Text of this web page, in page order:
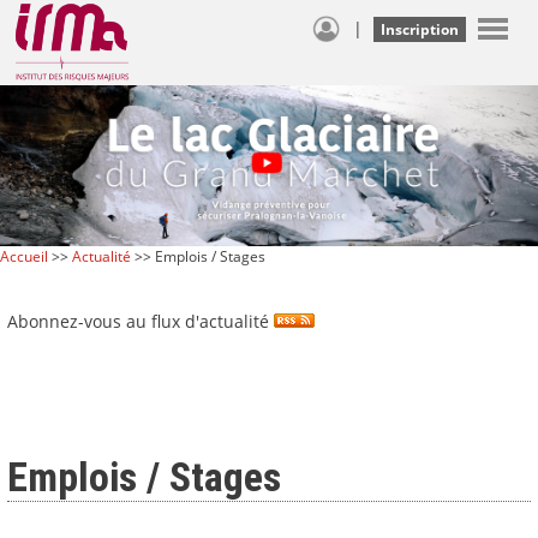
| Inscription
Accueil >>Actualité >> Emplois / Stages
Abonnez-vous au flux d'actualité
Emplois / Stages